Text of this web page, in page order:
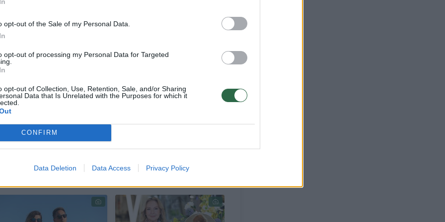
opt-out of the Sale of my Personal Data.
opt-out of processing my Personal Data for Targeted
opt-out of Collection, Use, Retention, Sale, and/or Sharing
Data that Is Unrelated with the Purposes for which it
CONFIRM
Data Deletion Data Access Privacy Policy
jiems padės pasiruošti šventei: jaunikio įvaizdžiu
dizaineris Kęstutis Lekeckas, o nuotakos –
Ingrida Rutkauskaitė – Naujokė bei vizažistė
kurioje jautėmės fantastiškai. Ingrida visą
kaip romantiškų, patogių suknelių dizainerė,
o aistra švenčių šukuosenoms taip pat